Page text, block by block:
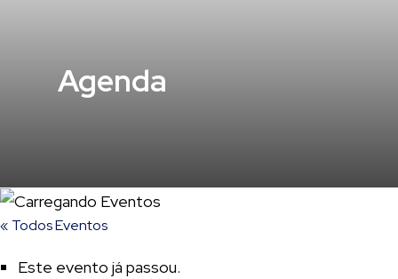
Agenda
« Todos Eventos
Este evento já passou.